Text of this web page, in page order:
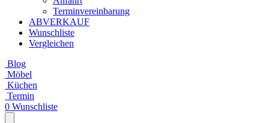
Terminvereinbarung
ABVERKAUF
Wunschliste
Vergleichen
Blog
Möbel
Küchen
Termin
0 Wunschliste